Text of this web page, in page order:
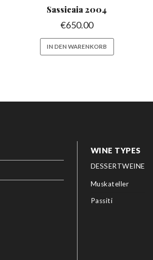
Sassicaia2004
€650.00
IN DEN WARENKORB
WINE TYPES
DESSERTWEINE
Muskateller
Passiti